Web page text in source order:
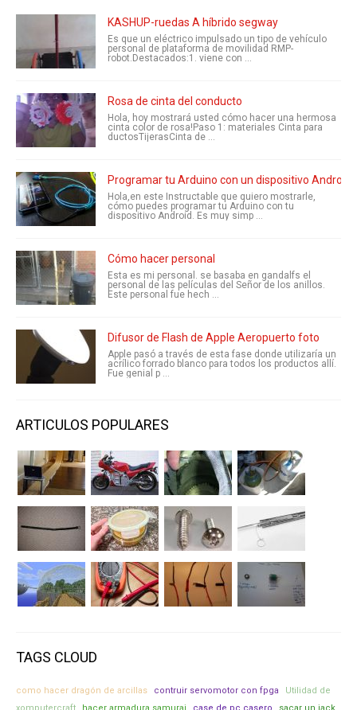
KASHUP-ruedas A híbrido segway
Es que un eléctrico impulsado un tipo de vehículo
personal de plataforma de movilidad RMP-
robot.Destacados:1. viene con ...
Rosa de cinta del conducto
Hola, hoy mostrará usted cómo hacer una hermosa
cinta color de rosa!Paso 1: materiales Cinta para
ductosTijerasCinta de ...
Programar tu Arduino con un dispositivo Android!
Hola,en este Instructable que quiero mostrarle,
cómo puedes programar tu Arduino con tu
dispositivo Android. Es muy simp ...
Cómo hacer personal
Esta es mi personal. se basaba en gandalfs el
personal de las películas del Señor de los anillos.
Este personal fue hech ...
Difusor de Flash de Apple Aeropuerto foto
Apple pasó a través de esta fase donde utilizaría un
acrílico forrado blanco para todos los productos allí.
Fue genial p ...
ARTICULOS POPULARES
TAGS CLOUD
como hacer dragón de arcillas contruir servomotor con fpga
Utilidad de
xomputercraft
hacer armadura samurai case de pc casero sacar un jack